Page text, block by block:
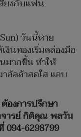
ยงกับแฟน
วันนี้หาย
งินทองเริ่มคล่องมือ
มากขึ้น ทำให้
ลัลล้าสดใส แอบ
องการปรึกษา
จารย์ กิติคุณ พลวัน
094-6298799